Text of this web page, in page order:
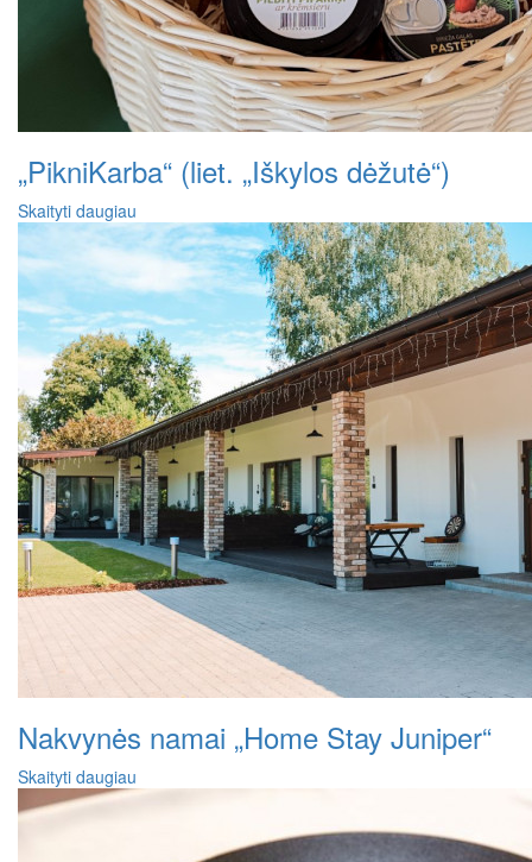
„PikniKarba“ (liet. „Iškylos dėžutė“)
Skaityti daugiau
Nakvynės namai „Home Stay Juniper“
Skaityti daugiau